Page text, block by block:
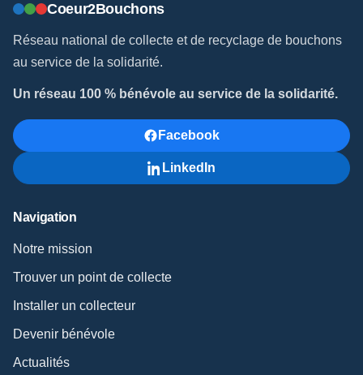
Coeur2Bouchons
Réseau national de collecte et de recyclage de bouchons
au service de la solidarité.
Un réseau 100 % bénévole au service de la solidarité.
Facebook
LinkedIn
Navigation
Notre mission
Trouver un point de collecte
Installer un collecteur
Devenir bénévole
Actualités